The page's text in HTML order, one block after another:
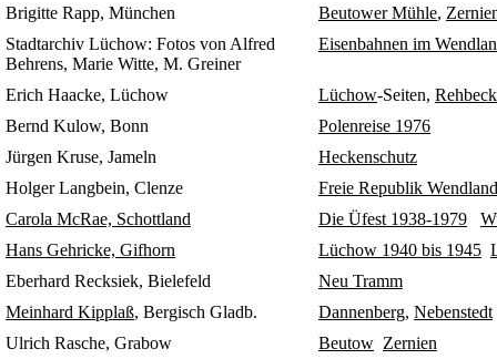
Brigitte Rapp, München
Beutower Mühle,
Stadtarchiv Lüchow: Fotos von Alfred
Behrens, Marie Witte, M. Greiner
Eisenbahnen im
Erich Haacke, Lüchow Lüchow-Seiten, Rehbeck
Bernd Kulow, Bonn
Polenreise 1976
Jürgen Kruse, Jameln
Heckenschutz
Holger Langbein, Clenze
Freie Republik Wendland
Carola McRae, Schottland
Die Üfest 1938-1979
Hans Gehricke, Gifhorn
Lüchow 1940 bis 1945
Eberhard Recksiek, Bielefeld
Neu Tramm
Meinhard Kipplaß, Bergisch Gladb. Dannenberg, Nebenstedt
Ulrich Rasche, Grabow
Beutow Zernien